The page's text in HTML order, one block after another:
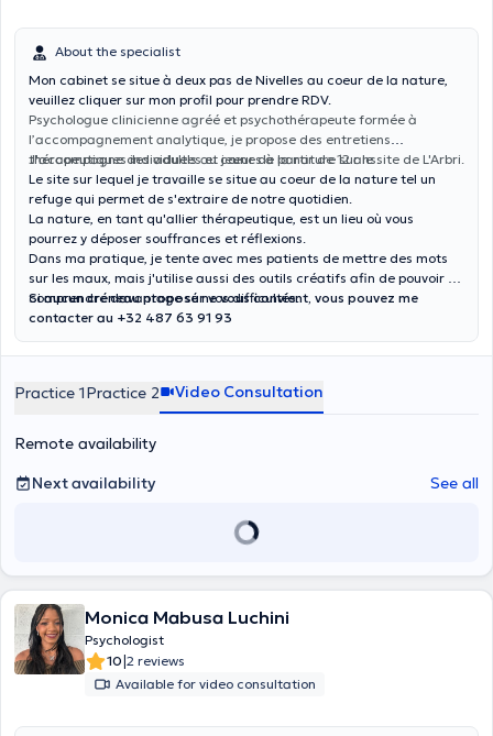
About the specialist
Mon cabinet se situe à deux pas de Nivelles au coeur de la nature,
veuillez cliquer sur mon profil pour prendre RDV.
Psychologue clinicienne agréé et psychothérapeute formée à
l’accompagnement analytique, je propose des entretiens
thérapeutiques individuels au cœur de la nature sur le site de L'Arbri.
J'accompagne des adultes et jeunes à partir de 12 ans.
Le site sur lequel je travaille se situe au coeur de la nature tel un
refuge qui permet de s'extraire de notre quotidien.
La nature, en tant qu'allier thérapeutique, est un lieu où vous
pourrez y déposer souffrances et réflexions.
Dans ma pratique, je tente avec mes patients de mettre des mots
sur les maux, mais j'utilise aussi des outils créatifs afin de pouvoir en
comprendre davantage sur vos difficultés.
Si aucun créneau proposé ne vous convient, vous pouvez me
contacter au +32 487 63 91 93
Practice 1Practice 2 Video Consultation
Remote availability
Next availability
See all
Monica Mabusa Luchini
Psychologist
10|2 reviews
Available for video consultation